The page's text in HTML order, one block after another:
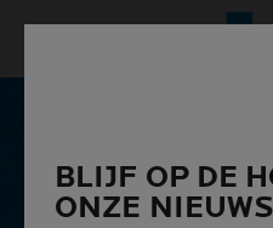
BLIJF OP DE
ONZE
BLIJF OP DE
ONZE